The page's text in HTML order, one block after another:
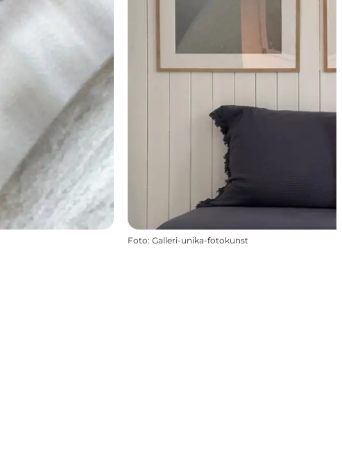
Foto: Galleri-unika-fotokunst